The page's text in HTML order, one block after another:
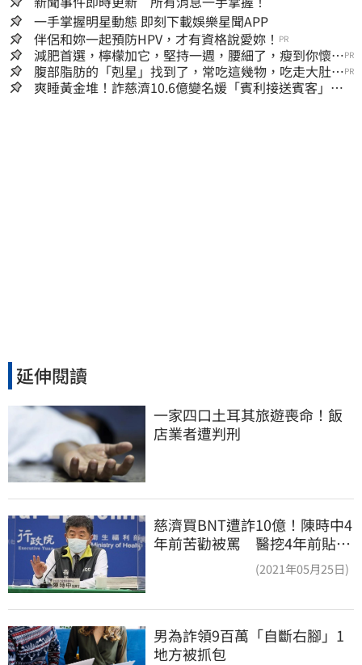
一手掌握明星動態 即刻下載娛樂星聞APP
伴侶和妳一起預防HPV，才有資格說愛妳！ PR
減肥首選，檸檬加它，堅持一週，腰細了，瘦到你懷疑
人生
PR
腹部脂肪的「剋星」找到了，常吃這幾物，吃走大肚
囊，瘦出小蠻腰
PR
爽睡黃金堆！詐慈濟10.6億變名媛「賓利接送賓客」女
延伸閱讀
一家四口土耳其旅遊喪命！飯
店業者遭判刑
慈濟買BNT遭詐10億！陳時中4
年前苦勸被罵 醫挖4年前貼
(2021年05月25日)
男為詐領9百萬「自斷右腳」1
地方被抓包